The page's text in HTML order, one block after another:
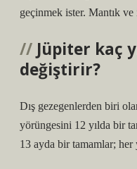
geçinmek ister. Mantık
Jüpiter kaç
değiştirir?
Dış gezegenlerden biri
yörüngesini 12 yılda bir
13 ayda bir tamamlar; her